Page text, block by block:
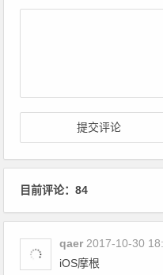
目前评论：84
qaer 2017-10-30
iOS摩根